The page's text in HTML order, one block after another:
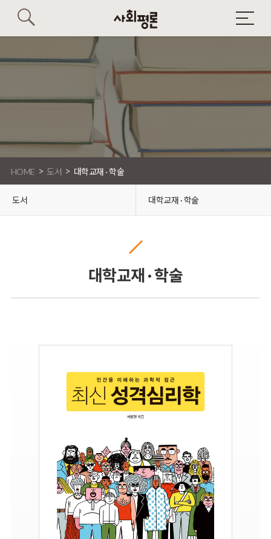
HOME > 도서 > 대학교재 · 학술
도서 대학교재 · 학술
대학교재 · 학술